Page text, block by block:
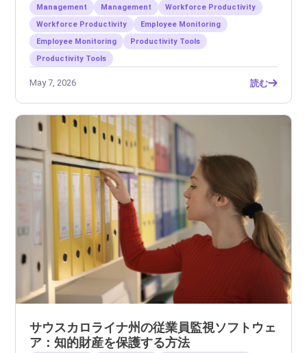
Management Management
Workforce Productivity
Workforce Productivity
Employee Monitoring
Employee Monitoring
Productivity Tools
Productivity Tools
May 7, 2026 読む
サウスカロライナ州の従業員監視ソフトウェ
ア：知的財産を保護する方法